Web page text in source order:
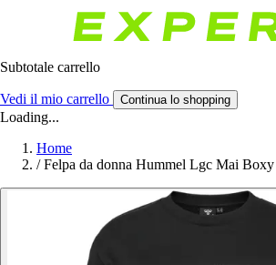
Subtotale carrello
Vedi il mio carrello Continua lo shopping
Loading...
Home
/ Felpa da donna Hummel Lgc Mai Boxy